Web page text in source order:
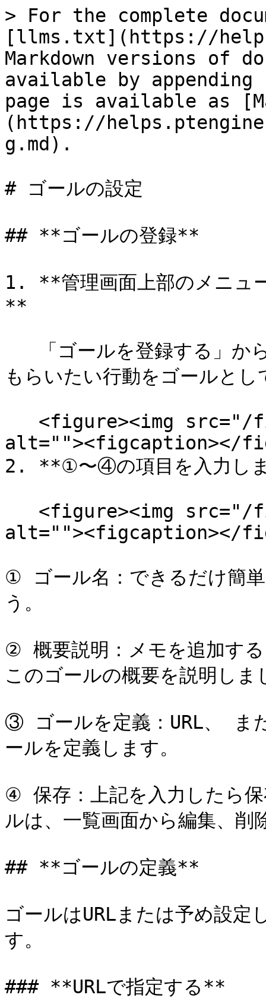
> For the complete
[llms.txt](https://
Markdown versions of
available by
page is available as
(https://
g.md).
# ゴールの設定
## **ゴールの登録**
1. **管理画面上部のメニュ
**
もらいたい行動をゴールと
alt=""><figcaption></
2. **①〜④の項目を入力し
alt=""><figcaption></
① ゴール名：できるだけ簡
う。
② 概要説明：メモを追加す
このゴールの概要を説明しま
③ ゴールを定義：URL、 ま
ールを定義します。
④ 保存：上記を入力したら
ルは、一覧画面から編集、削
## **ゴールの定義**
ゴールはURLまたは予め設
す。
### **URLで指定する**